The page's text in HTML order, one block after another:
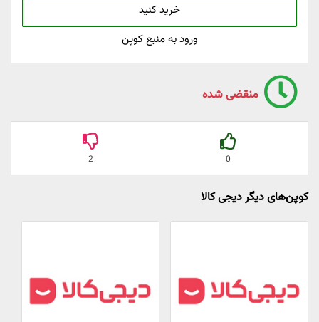
خرید کنید
ورود به منبع کوپن
منقضی شده
0
2
کوپن‌های دیگر دیجی کالا